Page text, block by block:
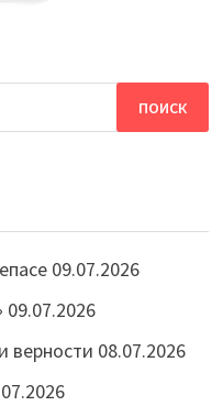
09.07.2026
09.07.2026
верности 08.07.2026